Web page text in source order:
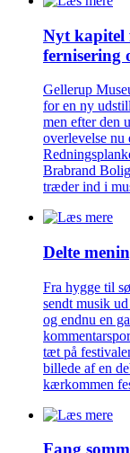
Nyt kapitel
fernisering
Gellerup
for en ny
men efter den
overlevelse nu
Brabrand
træder ind i
Delte
Fra hygge til
sendt musik
og endnu en
tæt på
billede af en
kærkommen